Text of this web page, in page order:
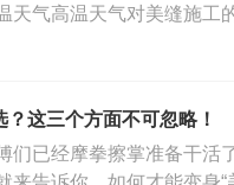
天气高温天气对美缝施
？这三个方面不可忽略！
们已经摩拳擦掌准备干